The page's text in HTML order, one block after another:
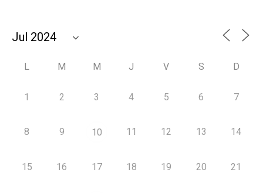
L M M J V S D
1 2 3 4 5 6 7
8 9 10 11 12 13 14
15 16 17 18 19 20 21